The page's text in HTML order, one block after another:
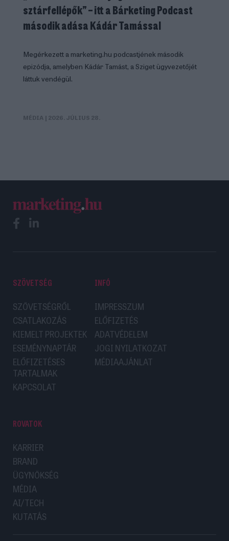
sztárfellépők” – itt a Bárketing Podcast
második adása Kádár Tamással
Megérkezett a marketing.hu podcastjének második
epizódja, amelyben Kádár Tamást, a Sziget ügyvezetőjét
láttuk vendégül.
MÉDIA | 2026. JÚLIUS 28.
SZÖVETSÉG
SZÖVETSÉGRŐL
CSATLAKOZÁS
KIEMELT PROJEKTEK
ESEMÉNYNAPTÁR
ELŐFIZETÉSES
TARTALMAK
KAPCSOLAT
INFÓ
IMPRESSZUM
ELŐFIZETÉS
ADATVÉDELEM
JOGI NYILATKOZAT
MÉDIAAJÁNLAT
ROVATOK
KARRIER
BRAND
ÜGYNÖKSÉG
MÉDIA
AI/TECH
KUTATÁS